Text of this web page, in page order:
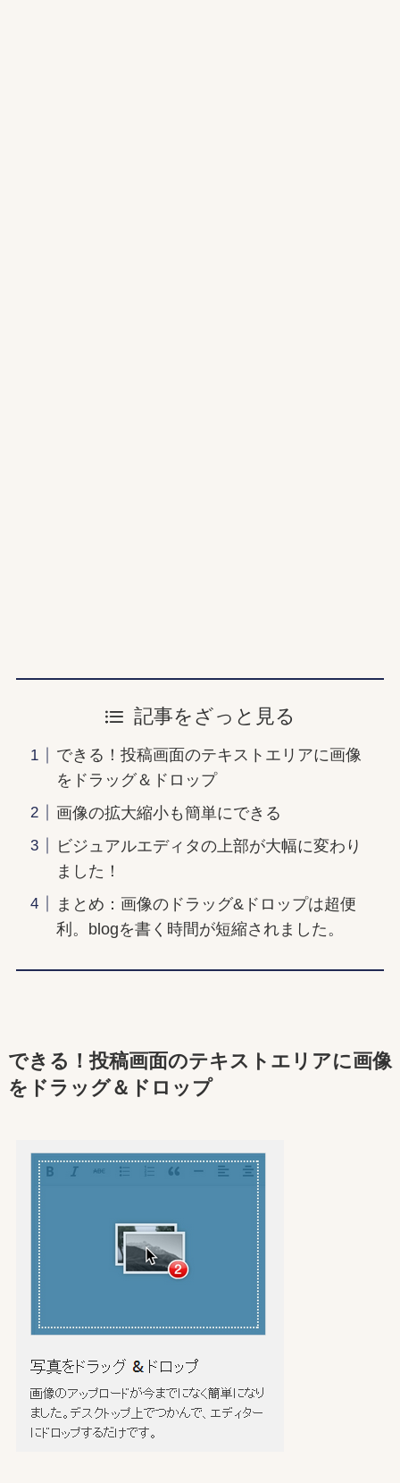
記事をざっと見る
できる！投稿画面のテキストエリアに画像
をドラッグ＆ドロップ
画像の拡大縮小も簡単にできる
ビジュアルエディタの上部が大幅に変わり
ました！
まとめ：画像のドラッグ&ドロップは超便
利。blogを書く時間が短縮されました。
できる！投稿画面のテキストエリアに画像
をドラッグ＆ドロップ